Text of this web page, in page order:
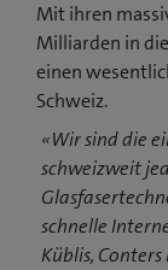
Mit ihren
Milliarden in
einen
Schweiz.
«Wir sind die
schweizweit
schnelle
Küblis,